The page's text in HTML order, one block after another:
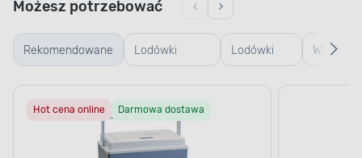
Rekomendowane Lodówki
samochodowe
elektryczne
Lodówki
turystyczne
Wkłady
lodówek
Możesz potrzebować
Hot cena online
Darmowa dostawa